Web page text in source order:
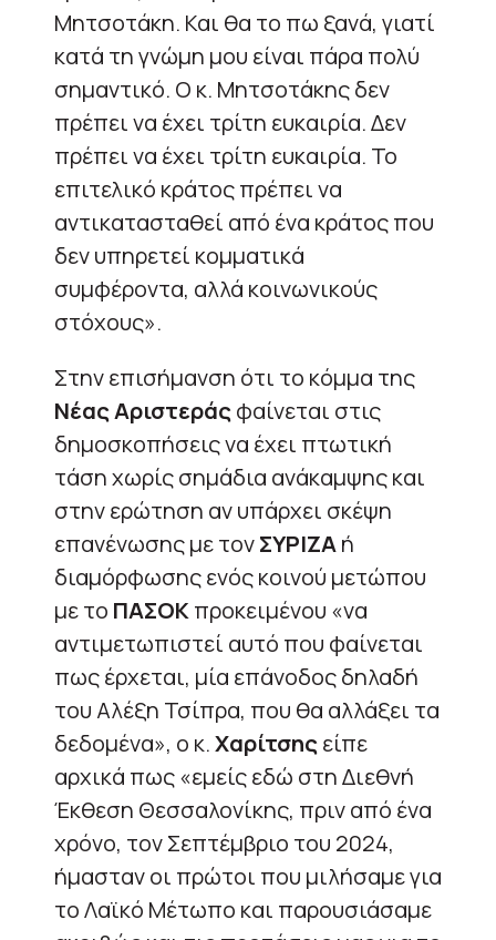
Μητσοτάκη. Και θα το πω ξανά, γιατί
κατά τη γνώμη μου είναι πάρα πολύ
σημαντικό. Ο κ. Μητσοτάκης δεν
πρέπει να έχει τρίτη ευκαιρία. Δεν
πρέπει να έχει τρίτη ευκαιρία. Το
επιτελικό κράτος πρέπει να
αντικατασταθεί από ένα κράτος που
δεν υπηρετεί κομματικά
συμφέροντα, αλλά κοινωνικούς
στόχους».
Στην επισήμανση ότι το κόμμα της
Νέας Αριστεράςφαίνεται στις
δημοσκοπήσεις να έχει πτωτική
τάση χωρίς σημάδια ανάκαμψης και
στην ερώτηση αν υπάρχει σκέψη
επανένωσης με τονΣΥΡΙΖΑή
διαμόρφωσης ενός κοινού μετώπου
με το ΠΑΣΟΚπροκειμένου «να
αντιμετωπιστεί αυτό που φαίνεται
πως έρχεται, μία επάνοδος δηλαδή
του Αλέξη Τσίπρα, που θα αλλάξει τα
δεδομένα», ο κ.Χαρίτσηςείπε
αρχικά πως «εμείς εδώ στη Διεθνή
Έκθεση Θεσσαλονίκης, πριν από ένα
χρόνο, τον Σεπτέμβριο του 2024,
ήμασταν οι πρώτοι που μιλήσαμε για
το Λαϊκό Μέτωπο και παρουσιάσαμε